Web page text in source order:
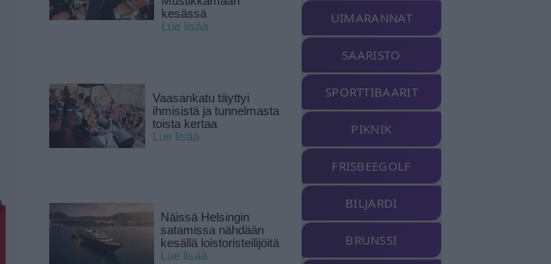
kesässä
Lue lisää
Vaasankatu täyttyi
ihmisistä ja tunnelmasta
toista kertaa
Lue lisää
Näissä Helsingin
satamissa nähdään
kesällä loistoristeilijöitä
Lue lisää
UIMARANNAT
SAARISTO
SPORTTIBAARIT
PIKNIK
FRISBEEGOLF
BILJARDI
BRUNSSI